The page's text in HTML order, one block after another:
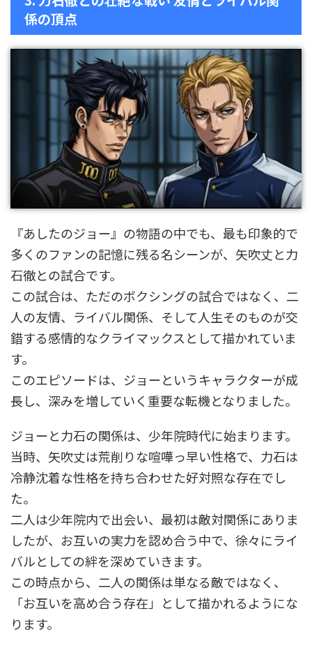
係の頂点
『あしたのジョー』の物語の中でも、最も印象的で
多くのファンの記憶に残る名シーンが、矢吹丈と力
石徹との試合です。
この試合は、ただのボクシングの試合ではなく、二
人の友情、ライバル関係、そして人生そのものが交
錯する感情的なクライマックスとして描かれていま
す。
このエピソードは、ジョーというキャラクターが成
長し、深みを増していく重要な転機となりました。
ジョーと力石の関係は、少年院時代に始まります。
当時、矢吹丈は荒削りな喧嘩っ早い性格で、力石は
冷静沈着な性格を持ち合わせた好対照な存在でし
た。
二人は少年院内で出会い、最初は敵対関係にありま
したが、お互いの実力を認め合う中で、徐々にライ
バルとしての絆を深めていきます。
この時点から、二人の関係は単なる敵ではなく、
「お互いを高め合う存在」として描かれるようにな
ります。